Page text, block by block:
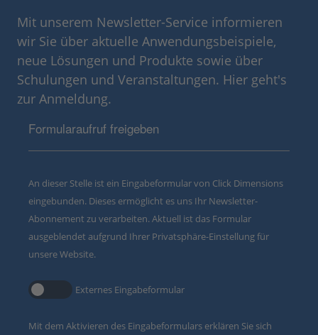
Mit unserem Newsletter-Service informieren
wir Sie über aktuelle Anwendungsbeispiele,
neue Lösungen und Produkte sowie über
Schulungen und Veranstaltungen. Hier geht's
zur Anmeldung.
Formularaufruf freigeben
An dieser Stelle ist ein Eingabeformular von Click Dimensions
eingebunden. Dieses ermöglicht es uns Ihr Newsletter-
Abonnement zu verarbeiten. Aktuell ist das Formular
ausgeblendet aufgrund Ihrer Privatsphäre-Einstellung für
unsere Website.
Externes Eingabeformular
Mit dem Aktivieren des Eingabeformulars erklären Sie sich